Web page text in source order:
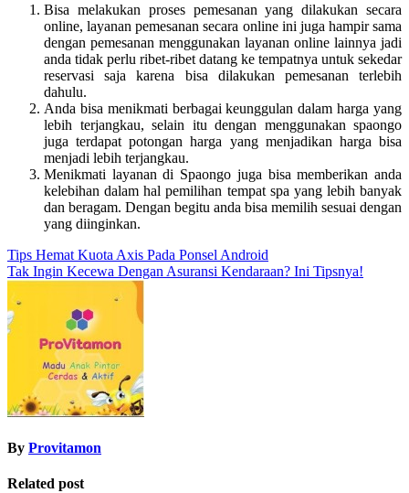
Bisa melakukan proses pemesanan yang dilakukan secara
online, layanan pemesanan secara online ini juga hampir sama
dengan pemesanan menggunakan layanan online lainnya jadi
anda tidak perlu ribet-ribet datang ke tempatnya untuk sekedar
reservasi saja karena bisa dilakukan pemesanan terlebih
dahulu.
Anda bisa menikmati berbagai keunggulan dalam harga yang
lebih terjangkau, selain itu dengan menggunakan spaongo
juga terdapat potongan harga yang menjadikan harga bisa
menjadi lebih terjangkau.
Menikmati layanan di Spaongo juga bisa memberikan anda
kelebihan dalam hal pemilihan tempat spa yang lebih banyak
dan beragam. Dengan begitu anda bisa memilih sesuai dengan
yang diinginkan.
Post
navigation
Tips Hemat Kuota Axis Pada Ponsel Android
Tak Ingin Kecewa Dengan Asuransi Kendaraan? Ini Tipsnya!
By Provitamon
Related post